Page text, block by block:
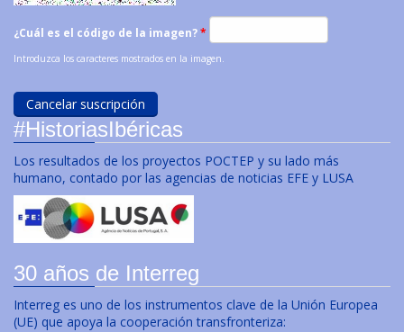
¿Cuál es el código de la imagen?*
Introduzca los caracteres mostrados en la imagen.
#HistoriasIbéricas
Los resultados de los proyectos POCTEP y su lado más
humano, contado por las agencias de noticias EFE y LUSA
30 años de Interreg
Interreg es uno de los instrumentos clave de la Unión Europea
(UE) que apoya la cooperación transfronteriza: